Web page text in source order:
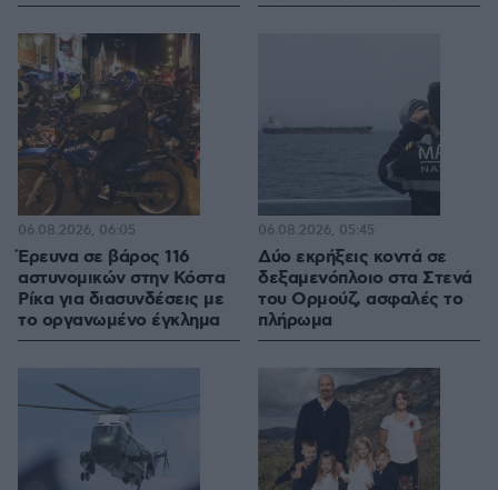
Έρευνα σε βάρος 116
αστυνομικών στην Κόστα
Ρίκα για διασυνδέσεις με
το οργανωμένο έγκλημα
06.08.2026, 06:05
Δύο εκρήξεις κοντά σε
δεξαμενόπλοιο στα Στενά
του Ορμούζ, ασφαλές το
πλήρωμα
06.08.2026, 05:45